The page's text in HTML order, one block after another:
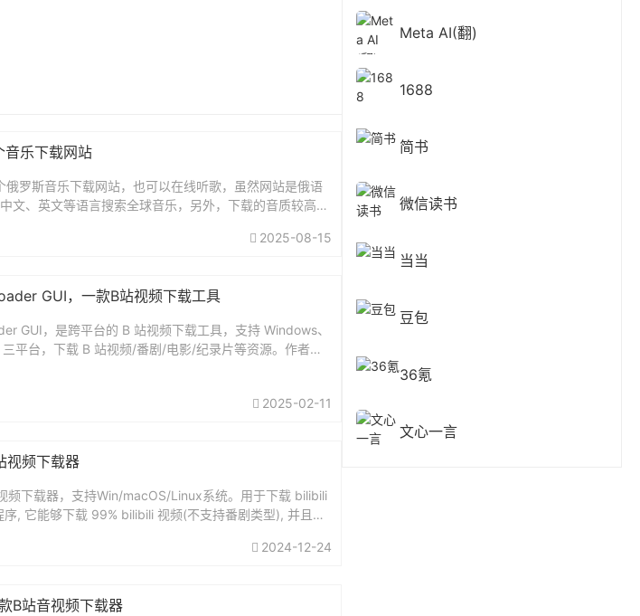
乐下载网站
罗斯音乐下载网站，也可以在线听歌，虽然网站是俄语
文、英文等语言搜索全球音乐，另外，下载的音质较高，
2025-08-15
GUI，一款B站视频下载工具
GUI，是跨平台的 B 站视频下载工具，支持 Windows、
平台，下载 B 站视频/番剧/电影/纪录片等资源。作者仅
2025-02-11
视频下载器
频下载器，支持Win/macOS/Linux系统。用于下载 bilibili
序, 它能够下载 99% bilibili 视频(不支持番剧类型), 并且它
2024-12-24
B站音视频下载器
Meta AI(翻)
1688
简书
微信读书
当当
豆包
36氪
文心一言